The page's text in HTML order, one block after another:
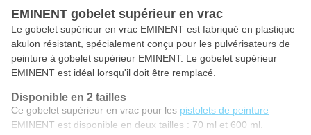
EMINENT gobelet supérieur en vrac
Le gobelet supérieur en vrac EMINENT est fabriqué en plastique
akulon résistant, spécialement conçu pour les pulvérisateurs de
peinture à gobelet supérieur EMINENT. Le gobelet supérieur
EMINENT est idéal lorsqu'il doit être remplacé.
Disponible en 2 tailles
Ce gobelet supérieur en vrac pour les pistolets de peinture
EMINENT est disponible en deux tailles : 70 ml et 600 ml.